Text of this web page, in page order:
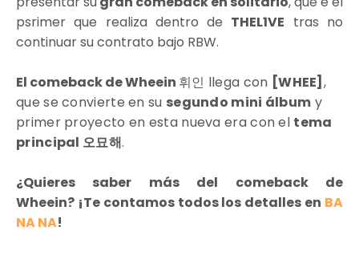
psrimer que realiza dentro de THEL1VE tras no
continuar su contrato bajo RBW.
El comeback de Wheein 휘인 llega con [WHEE] ,
que se convierte en su segundo mini álbum y
primer proyecto en esta nueva era con el tema
principal 오묘해.
¿Quieres saber más del comeback de
Wheein? ¡Te contamos todos los detalles en BA
NA NA!